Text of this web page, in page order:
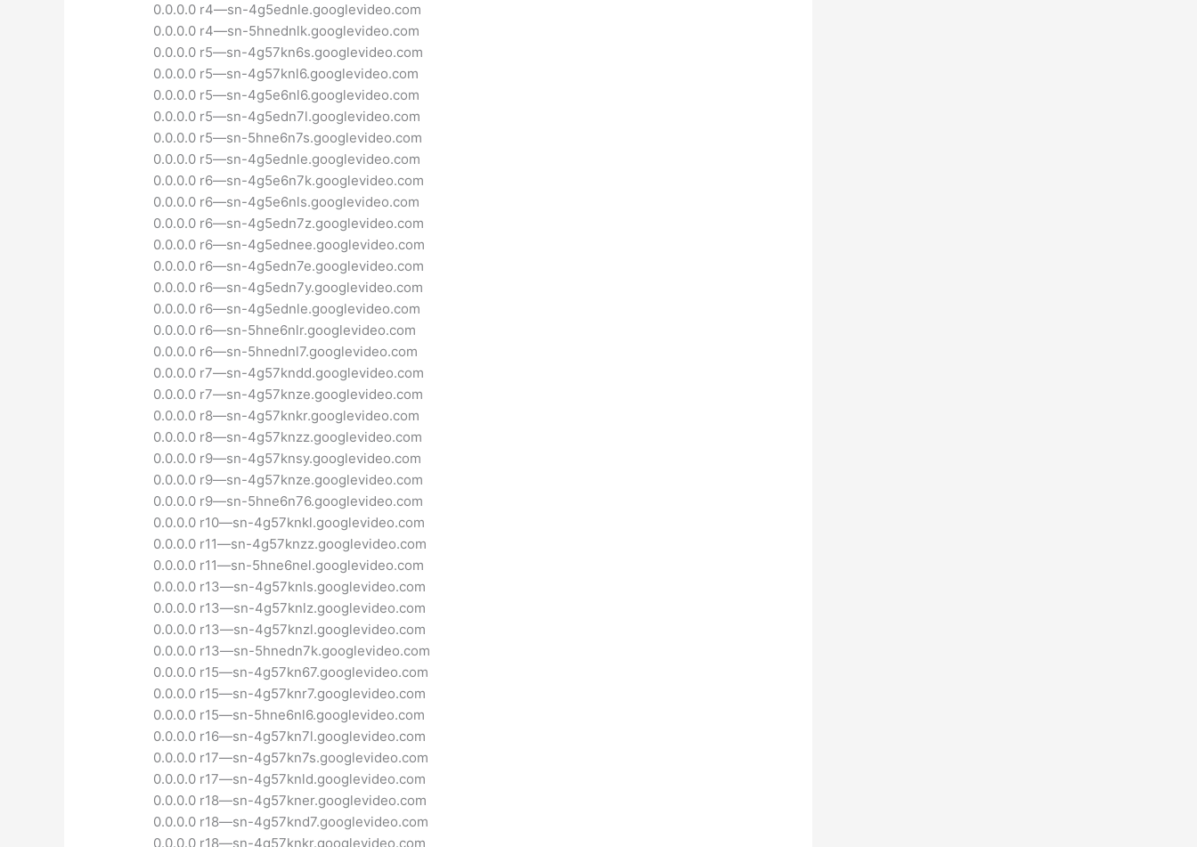
0.0.0.0 r4—sn-4g5ednle.googlevideo.com
0.0.0.0 r4—sn-5hnednlk.googlevideo.com
0.0.0.0 r5—sn-4g57kn6s.googlevideo.com
0.0.0.0 r5—sn-4g57knl6.googlevideo.com
0.0.0.0 r5—sn-4g5e6nl6.googlevideo.com
0.0.0.0 r5—sn-4g5edn7l.googlevideo.com
0.0.0.0 r5—sn-5hne6n7s.googlevideo.com
0.0.0.0 r5—sn-4g5ednle.googlevideo.com
0.0.0.0 r6—sn-4g5e6n7k.googlevideo.com
0.0.0.0 r6—sn-4g5e6nls.googlevideo.com
0.0.0.0 r6—sn-4g5edn7z.googlevideo.com
0.0.0.0 r6—sn-4g5ednee.googlevideo.com
0.0.0.0 r6—sn-4g5edn7e.googlevideo.com
0.0.0.0 r6—sn-4g5edn7y.googlevideo.com
0.0.0.0 r6—sn-4g5ednle.googlevideo.com
0.0.0.0 r6—sn-5hne6nlr.googlevideo.com
0.0.0.0 r6—sn-5hnednl7.googlevideo.com
0.0.0.0 r7—sn-4g57kndd.googlevideo.com
0.0.0.0 r7—sn-4g57knze.googlevideo.com
0.0.0.0 r8—sn-4g57knkr.googlevideo.com
0.0.0.0 r8—sn-4g57knzz.googlevideo.com
0.0.0.0 r9—sn-4g57knsy.googlevideo.com
0.0.0.0 r9—sn-4g57knze.googlevideo.com
0.0.0.0 r9—sn-5hne6n76.googlevideo.com
0.0.0.0 r10—sn-4g57knkl.googlevideo.com
0.0.0.0 r11—sn-4g57knzz.googlevideo.com
0.0.0.0 r11—sn-5hne6nel.googlevideo.com
0.0.0.0 r13—sn-4g57knls.googlevideo.com
0.0.0.0 r13—sn-4g57knlz.googlevideo.com
0.0.0.0 r13—sn-4g57knzl.googlevideo.com
0.0.0.0 r13—sn-5hnedn7k.googlevideo.com
0.0.0.0 r15—sn-4g57kn67.googlevideo.com
0.0.0.0 r15—sn-4g57knr7.googlevideo.com
0.0.0.0 r15—sn-5hne6nl6.googlevideo.com
0.0.0.0 r16—sn-4g57kn7l.googlevideo.com
0.0.0.0 r17—sn-4g57kn7s.googlevideo.com
0.0.0.0 r17—sn-4g57knld.googlevideo.com
0.0.0.0 r18—sn-4g57kner.googlevideo.com
0.0.0.0 r18—sn-4g57knd7.googlevideo.com
0.0.0.0 r18—sn-4g57knkr.googlevideo.com